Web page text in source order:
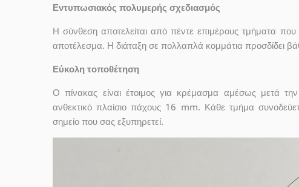
Εντυπωσιακός πολυμερής σχεδιασμός
Η σύνθεση αποτελείται από πέντε επιμέρους τμήματα που
αποτέλεσμα. Η διάταξη σε πολλαπλά κομμάτια προσδίδει
Εύκολη τοποθέτηση
Ο πίνακας είναι έτοιμος για κρέμασμα αμέσως μετά
ανθεκτικό πλαίσιο πάχους 16 mm. Κάθε τμήμα
σημείο που σας εξυπηρετεί.